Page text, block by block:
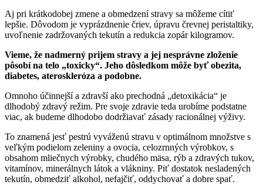
Aj pri krátkodobej zmene a obmedzení stravy sa môžeme cítiť
lepšie. Dôvodom je vyprázdnenie čriev, úpravu črevnej peristaltiky,
uvoľnenie zadržovaných tekutín a redukcia zopár kilogramov.
Vieme, že nadmerný prijem stravy a jej nesprávne zloženie
pôsobí na telo „toxicky“. Jeho dôsledkom môže byť obezita,
diabetes, ateroskleróza a podobne.
Omnoho účinnejší a zdravší ako prechodná „detoxikácia“ je
dlhodobý zdravý režim. Pre svoje zdravie teda urobíme podstatne
viac, ak budeme dlhodobo dodržiavať zásady racionálnej výživy.
To znamená jesť pestrú vyváženú stravu v optimálnom množstve s
veľkým podielom zeleniny a ovocia, celozrnných výrobkov, s
obsahom mliečnych výrobky, chudého mäsa, rýb a zdravých tukov,
vitamínov, minerálnych látok a vlákniny. Piť dostatok nesladených
tekutín, obmedziť alkohol, nefajčiť, oddychovať a dobre spať.